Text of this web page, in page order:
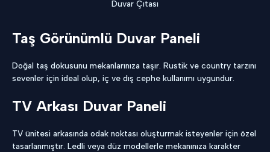
Duvar Çıtası
Taş Görünümlü Duvar Paneli
Doğal taş dokusunu mekanlarınıza taşır. Rustik ve country tarzını
sevenler için ideal olup, iç ve dış cephe kullanımı uygundur.
TV Arkası Duvar Paneli
TV ünitesi arkasında odak noktası oluşturmak isteyenler için özel
tasarlanmıştır. Ledli veya düz modellerle mekanınıza karakter